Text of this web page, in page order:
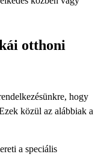
otthoni
hogy
közül az alábbiak a
a speciális